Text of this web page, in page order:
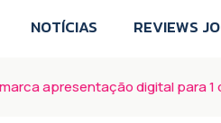
NOTÍCIAS REVIEWS
apresentação digital para 1